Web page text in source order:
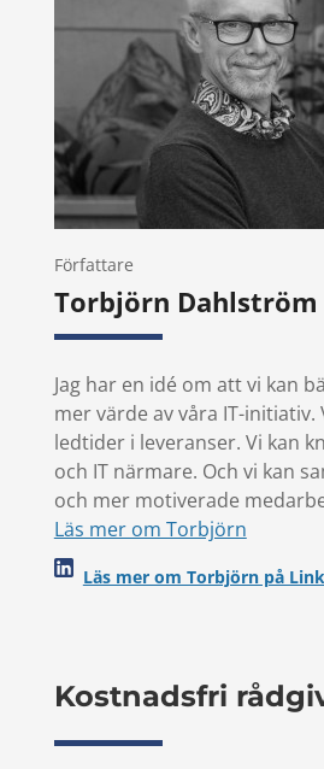
Författare
Torbjörn Dahlström
Jag har en idé om att vi kan
mer värde av våra IT-initiativ.
ledtider i leveranser. Vi kan
och IT närmare. Och vi kan
och mer motiverade
Läs mer om Torbjörn
Läs mer om Torbjörn på
Kostnadsfri